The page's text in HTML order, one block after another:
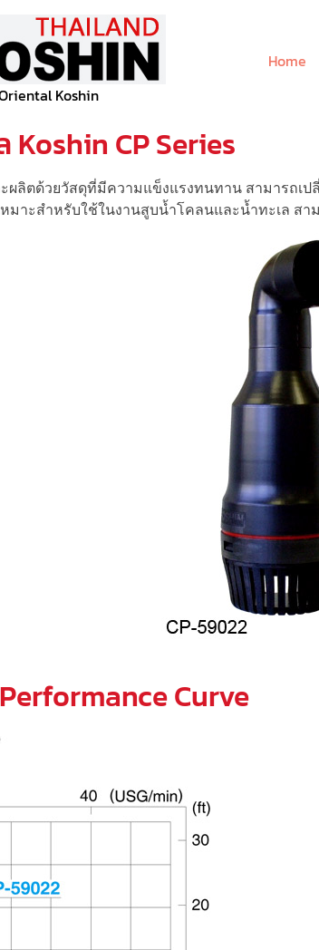
Koshin
Home
Koshin CP Series
ผลิตด้วยวัสดุที่มีความแข็งแรงทนทาน สามารถเ
มาะสำหรับใช้ในงานสูบน้ำโคลนและน้ำทะเล ส
Curve